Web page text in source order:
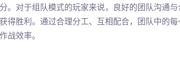
。对于组队模式的玩家来说，良好的团队沟通
得胜利。通过合理分工、互相配合，团队中的
战效率。